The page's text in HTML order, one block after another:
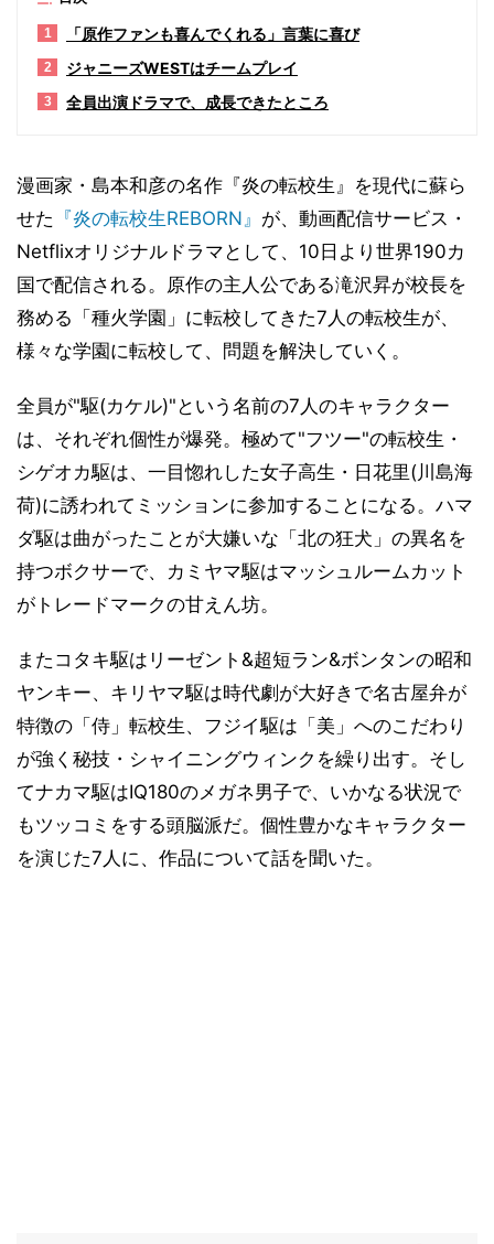
1 「原作ファンも喜んでくれる」言葉に喜び
2 ジャニーズWESTはチームプレイ
3 全員出演ドラマで、成長できたところ
漫画家・島本和彦の名作『炎の転校生』を現代に蘇ら
せた 『炎の転校生REBORN』 が、動画配信サービス・
Netflixオリジナルドラマとして、10日より世界190カ
国で配信される。原作の主人公である滝沢昇が校長を
務める「種火学園」に転校してきた7人の転校生が、
様々な学園に転校して、問題を解決していく。
全員が"駆(カケル)"という名前の7人のキャラクター
は、それぞれ個性が爆発。極めて"フツー"の転校生・
シゲオカ駆は、一目惚れした女子高生・日花里(川島海
荷)に誘われてミッションに参加することになる。ハマ
ダ駆は曲がったことが大嫌いな「北の狂犬」の異名を
持つボクサーで、カミヤマ駆はマッシュルームカット
がトレードマークの甘えん坊。
またコタキ駆はリーゼント&超短ラン&ボンタンの昭和
ヤンキー、キリヤマ駆は時代劇が大好きで名古屋弁が
特徴の「侍」転校生、フジイ駆は「美」へのこだわり
が強く秘技・シャイニングウィンクを繰り出す。そし
てナカマ駆はIQ180のメガネ男子で、いかなる状況で
もツッコミをする頭脳派だ。個性豊かなキャラクター
を演じた7人に、作品について話を聞いた。